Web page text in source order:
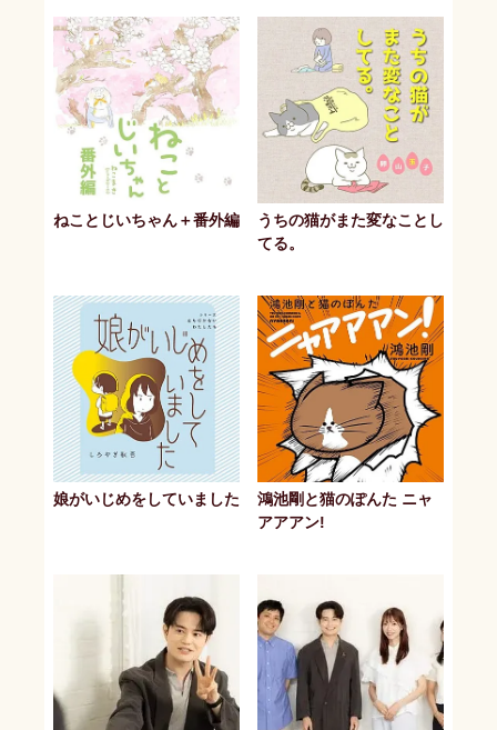
ねことじいちゃん＋番外編
うちの猫がまた変なことし
てる。
娘がいじめをしていました
鴻池剛と猫のぽんた ニャ
アアアン!